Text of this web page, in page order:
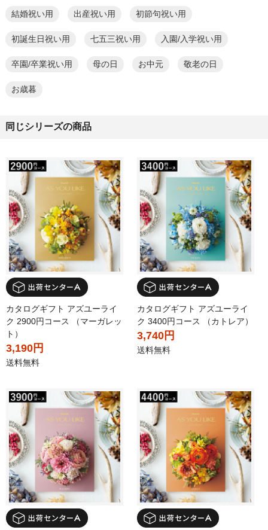
結婚祝い用 出産祝い用 初節句祝い用
初誕生日祝い用 七五三祝い用 入園/入学祝い用
卒園/卒業祝い用 母の日 お中元 敬老の日
お歳暮
同じシリーズの商品
カタログギフト アズユーライ
ク 2900円コース （マーガレッ
ト）
3,190円
送料無料
カタログギフト アズユーライ
ク 3400円コース （カトレア）
3,740円
送料無料